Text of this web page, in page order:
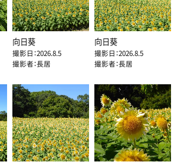
向日葵
撮影日：2026.8.5
撮影者：長居
向日葵
撮影日：2026.8.5
撮影者：長居